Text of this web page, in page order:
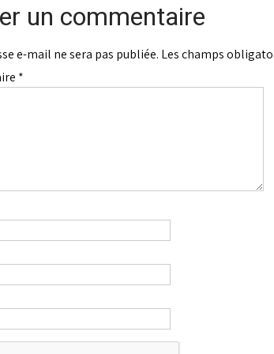
un commentaire
e-mail ne sera pas publiée. Les champs
*